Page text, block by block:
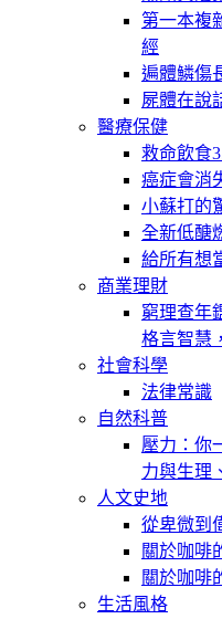
第一本複
經
遍體鱗傷
屍體在說
醫療保健
救命飲食
癌症會消
小蘇打的
全新低醣
給所有想
商業理財
窮理查年
格言智慧
社會科學
法律常識
自然科普
壓力：你
力與生理
人文史地
從卑微到
關於咖啡
關於咖啡
生活風格